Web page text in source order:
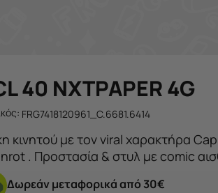
40 NXTPAPER 4G
FRG7418120961_C.6681.6414
με τον viral χαρακτήρα Cappuccino Assassino από τη σειρά
. Προστασία & στυλ με comic
Δωρεάν μεταφορικά από 30€